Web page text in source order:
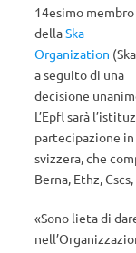
14esimo membro
dellaSka
Organization
a seguito di una
decisione
L’Epfl sarà
partecipazione
svizzera, che
Berna, Ethz,
«Sono lieta di